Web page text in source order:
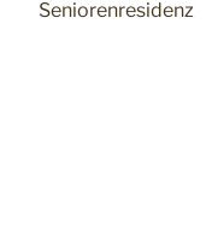
Seniorenresidenz